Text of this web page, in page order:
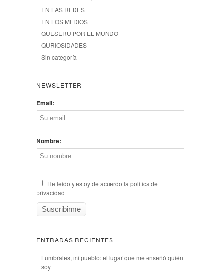
EN LAS REDES
EN LOS MEDIOS
QUESERU POR EL MUNDO
QURIOSIDADES
Sin categoría
NEWSLETTER
Email:
Nombre:
He leído y estoy de acuerdo la política de
privacidad
ENTRADAS RECIENTES
Lumbrales, mi pueblo: el lugar que me enseñó quién
soy